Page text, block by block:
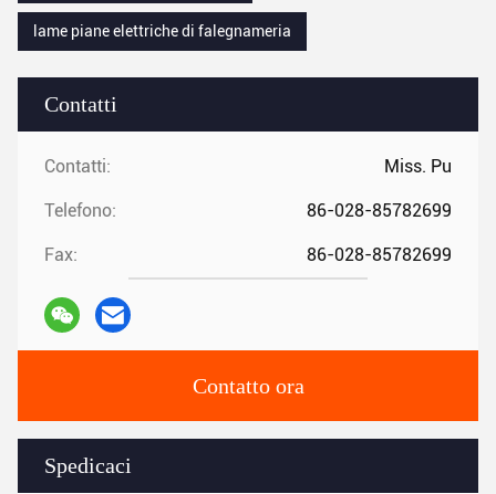
Contatti
Contatti: Miss. Pu
Telefono: 86-028-85782699
Fax: 86-028-85782699
Contatto ora
Spedicaci
lame piane elettriche di falegnameria